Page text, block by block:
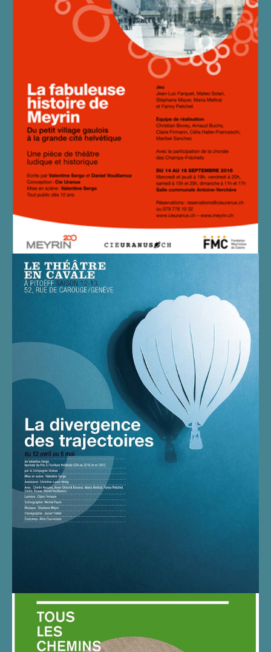
LA FABULEUSE HISTOIRE DE
MEYRIN CRÉATION À MEYRIN
EN 2016
LA DIVERGENCE DES
TRAJECTOIRES AU THÉÂTRE
PITOËFF EN 2012